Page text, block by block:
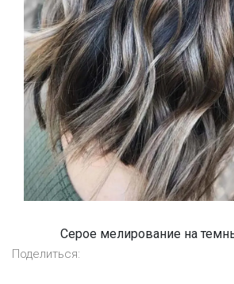
Серое мелирование на
Поделиться: